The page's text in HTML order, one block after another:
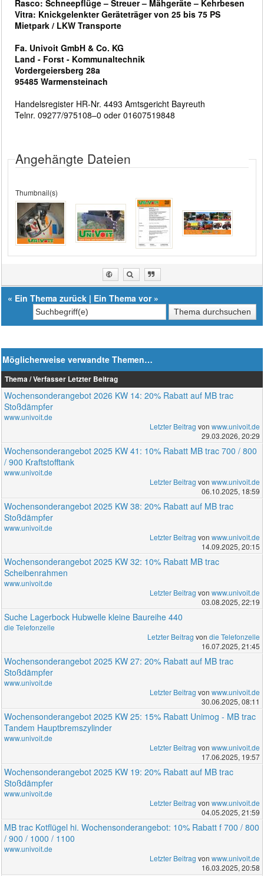
Rasco: Schneepflüge – Streuer – Mähgeräte – Kehrbesen
Vitra: Knickgelenkter Geräteträger von 25 bis 75 PS
Mietpark / LKW Transporte
Fa. Univoit GmbH & Co. KG
Land - Forst - Kommunaltechnik
Vordergeiersberg 28a
95485 Warmensteinach
Handelsregister HR-Nr. 4493 Amtsgericht Bayreuth
Telnr. 09277/975108–0 oder 01607519848
Angehängte Dateien
Thumbnail(s)
« Ein Thema zurück | Ein Thema vor»
Möglicherweise verwandte Themen…
Thema / Verfasser Letzter Beitrag
Wochensonderangebot 2026 KW 14: 20% Rabatt auf MB trac
Stoßdämpfer
www.univoit.de
Letzter Beitrag von www.univoit.de
29.03.2026, 20:29
Wochensonderangebot 2025 KW 41: 10% Rabatt MB trac 700 / 800
/ 900 Kraftstofftank
www.univoit.de
Letzter Beitrag von www.univoit.de
06.10.2025, 18:59
Wochensonderangebot 2025 KW 38: 20% Rabatt auf MB trac
Stoßdämpfer
www.univoit.de
Letzter Beitrag von www.univoit.de
14.09.2025, 20:15
Wochensonderangebot 2025 KW 32: 10% Rabatt MB trac
Scheibenrahmen
www.univoit.de
Letzter Beitrag von www.univoit.de
03.08.2025, 22:19
Suche Lagerbock Hubwelle kleine Baureihe 440
die Telefonzelle
Letzter Beitrag von die Telefonzelle
16.07.2025, 21:45
Wochensonderangebot 2025 KW 27: 20% Rabatt auf MB trac
Stoßdämpfer
www.univoit.de
Letzter Beitrag von www.univoit.de
30.06.2025, 08:11
Wochensonderangebot 2025 KW 25: 15% Rabatt Unimog - MB trac
Tandem Hauptbremszylinder
www.univoit.de
Letzter Beitrag von www.univoit.de
17.06.2025, 19:57
Wochensonderangebot 2025 KW 19: 20% Rabatt auf MB trac
Stoßdämpfer
www.univoit.de
Letzter Beitrag von www.univoit.de
04.05.2025, 21:59
MB trac Kotflügel hi. Wochensonderangebot: 10% Rabatt f 700 / 800
/ 900 / 1000 / 1100
www.univoit.de
Letzter Beitrag von www.univoit.de
16.03.2025, 20:58